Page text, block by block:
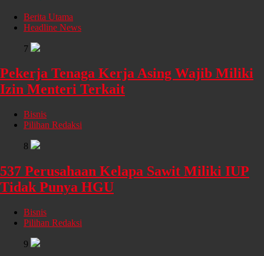
Berita Utama
Headline News
7
Pekerja Tenaga Kerja Asing Wajib Miliki
Izin Menteri Terkait
Bisnis
Pilihan Redaksi
8
537 Perusahaan Kelapa Sawit Miliki IUP
Tidak Punya HGU
Bisnis
Pilihan Redaksi
9